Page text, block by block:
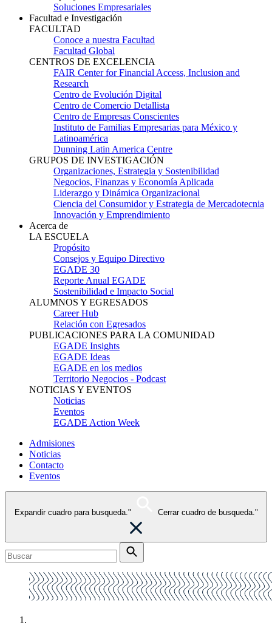
Soluciones Empresariales
Facultad e Investigación
FACULTAD
Conoce a nuestra Facultad
Facultad Global
CENTROS DE EXCELENCIA
FAIR Center for Financial Access, Inclusion and
Research
Centro de Evolución Digital
Centro de Comercio Detallista
Centro de Empresas Conscientes
Instituto de Familias Empresarias para México y
Latinoamérica
Dunning Latin America Centre
GRUPOS DE INVESTIGACIÓN
Organizaciones, Estrategia y Sostenibilidad
Negocios, Finanzas y Economía Aplicada
Liderazgo y Dinámica Organizacional
Ciencia del Consumidor y Estrategia de Mercadotecnia
Innovación y Emprendimiento
Acerca de
LA ESCUELA
Propósito
Consejos y Equipo Directivo
EGADE 30
Reporte Anual EGADE
Sostenibilidad e Impacto Social
ALUMNOS Y EGRESADOS
Career Hub
Relación con Egresados
PUBLICACIONES PARA LA COMUNIDAD
EGADE Insights
EGADE Ideas
EGADE en los medios
Territorio Negocios - Podcast
NOTICIAS Y EVENTOS
Noticias
Eventos
EGADE Action Week
Admisiones
Noticias
Contacto
Eventos
Expandir cuadro para busqueda." Cerrar cuadro de busqueda."